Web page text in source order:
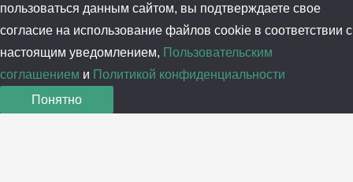
пользоваться данным сайтом, вы подтверждаете свое
согласие на использование файлов cookie в соответствии с
настоящим уведомлением, Пользовательским
соглашением и Политикой конфиденциальности
Понятно